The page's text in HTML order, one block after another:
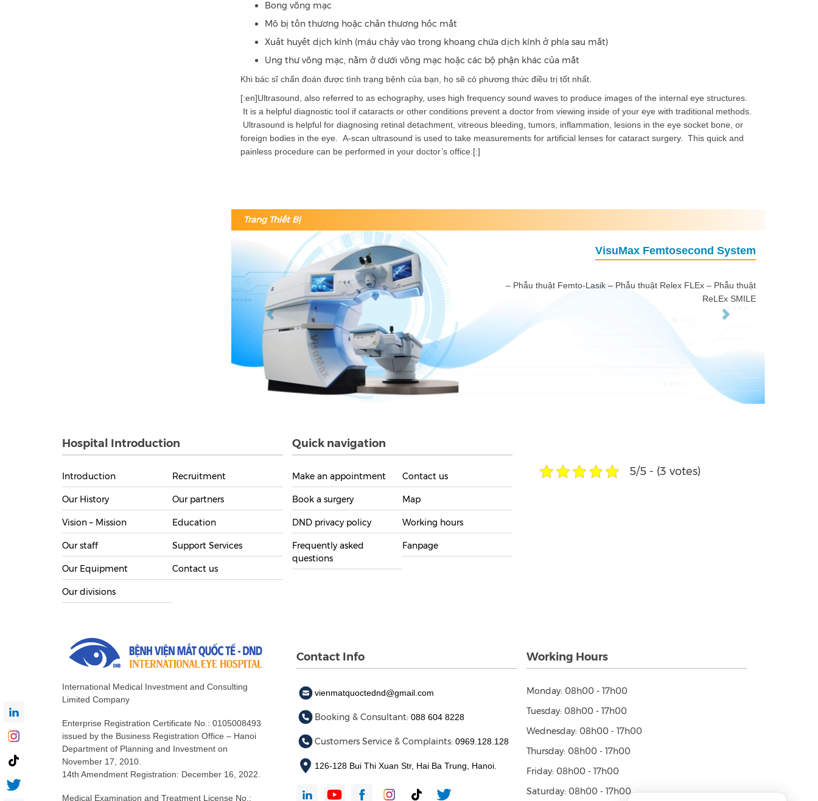
Bong võng mạc
Mô bị tổn thương hoặc chấn thương hốc mắt
Xuất huyết dịch kính (máu chảy vào trong khoang chứa dịch kính ở phía sau mắt)
Ung thư võng mạc, nằm ở dưới võng mạc hoặc các bộ phận khác của mắt
Khi bác sĩ chẩn đoán được tình trạng bệnh của bạn, họ sẽ có phương thức điều trị tốt nhất.
[:en]Ultrasound, also referred to as echography, uses high frequency sound waves to produce images of the internal eye structures.
It is a helpful diagnostic tool if cataracts or other conditions prevent a doctor from viewing inside of your eye with traditional methods.
Ultrasound is helpful for diagnosing retinal detachment, vitreous bleeding, tumors, inflammation, lesions in the eye socket bone, or
foreign bodies in the eye. A-scan ultrasound is used to take measurements for artificial lenses for cataract surgery. This quick and
painless procedure can be performed in your doctor’s office.[:]
Trang Thiết Bị
SCHWIND AMARIS® 1050RS
Thế hệ máy phẫu thuật thứ 6 (cùng với máy MEL-90
của hãng
Zeiss), mang lại nguồn laser excimer hoàn hảo.
Cho phép thực hiện phẫu thuật Femto Lasik và SmartSulfACE
VisuMax Femtosecond System
– Phẫu thuật Femto-Lasik – Phẫu thuật Relex FLEx – Phẫu thuật
Previous
Hospital Introduction
Introduction
Our History
Vision – Mission
Our staff
Our Equipment
Our divisions
Recruitment
Our partners
Education
Support Services
Contact us
Quick navigation
Make an appointment
Book a surgery
DND privacy policy
Frequently asked
questions
Contact us
Map
Working hours
Fanpage
5/5 - (3 votes)
International Medical Investment and Consulting
Limited Company
Enterprise Registration Certificate No.: 0105008493
issued by the Business Registration Office – Hanoi
Department of Planning and Investment on
November 17, 2010.
14th Amendment Registration: December 16, 2022.
Medical Examination and Treatment License No.:
Contact Info
vienmatquoctednd@gmail.com
Booking & Consultant: 088 604 8228
Customers Service & Complaints: 0969.128.128
126-128 Bui Thi Xuan Str, Hai Ba Trung, Hanoi.
Working Hours
Monday: 08h00 - 17h00
Tuesday: 08h00 - 17h00
Wednesday: 08h00 - 17h00
Thursday: 08h00 - 17h00
Friday: 08h00 - 17h00
Saturday: 08h00 - 17h00